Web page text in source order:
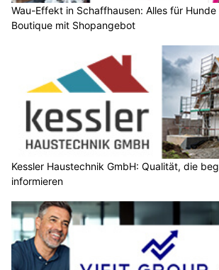
Wau-Effekt in Schaffhausen: Alles für
Boutique mit Shopangebot
Kessler Haustechnik GmbH: Qualität, die
informieren